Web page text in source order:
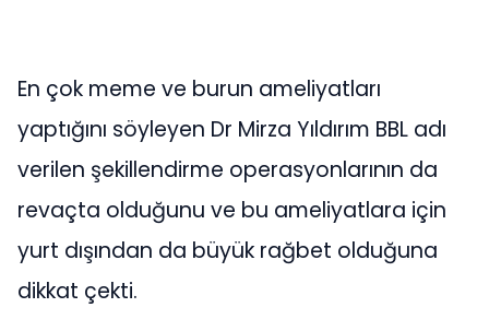
En çok meme ve burun ameliyatları
yaptığını söyleyen Dr Mirza Yıldırım BBL adı
verilen şekillendirme operasyonlarının da
revaçta olduğunu ve bu ameliyatlara için
yurt dışından da büyük rağbet olduğuna
dikkat çekti.